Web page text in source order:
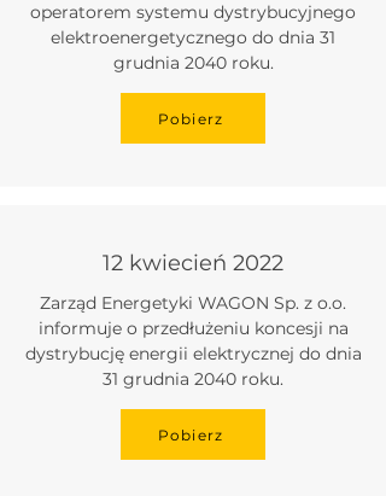
operatorem systemu dystrybucyjnego
elektroenergetycznego do dnia 31
grudnia 2040 roku.
Pobierz
12 kwiecień 2022
Zarząd Energetyki WAGON Sp. z o.o.
informuje o przedłużeniu koncesji na
dystrybucję energii elektrycznej do dnia
31 grudnia 2040 roku.
Pobierz